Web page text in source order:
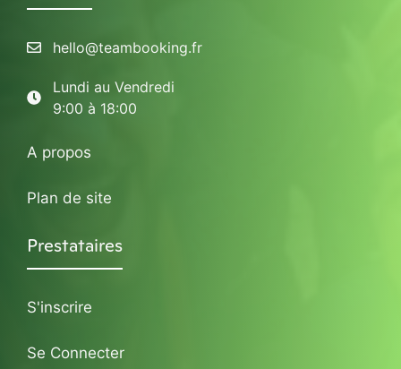
hello@teambooking.fr
Lundi au Vendredi
9:00 à 18:00
A propos
Plan de site
Prestataires
S'inscrire
Se Connecter